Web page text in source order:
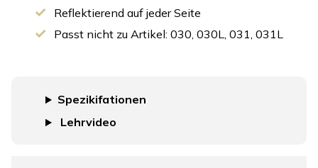
Reflektierend auf jeder Seite
Passt nicht zu Artikel: 030, 030L, 031, 031L
Spezikifationen
Lehrvideo